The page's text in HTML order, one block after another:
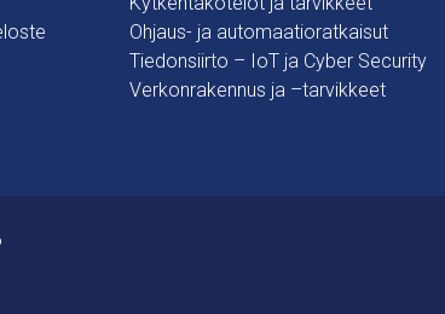
Ohjaus- ja automaatioratkaisut
Tiedonsiirto – IoT ja Cyber Security
Verkonrakennus ja –tarvikkeet